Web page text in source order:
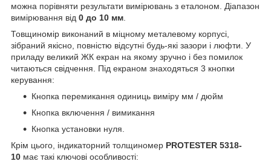
можна порівняти результати вимірювань з еталоном. Діапазон
вимірювання від 0 до 10 мм
Товщиномір виконаний в міцному металевому корпусі,
зібраний якісно, повністю відсутні будь-які зазори і люфти. У
приладу великий ЖК екран на якому зручно і без помилок
читаються свідчення. Під екраном знаходяться 3 кнопки
керування:
Кнопка перемикання одиниць виміру мм / дюйм
Кнопка включення / вимикання
Кнопка установки нуля.
Крім цього, індикаторний толщиномер PROTESTER 5318-
10 має такі ключові особливості: